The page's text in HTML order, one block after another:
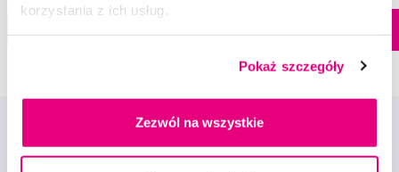
korzystania z ich usług.
Pokaż szczegóły
Zezwól na wszystkie
Dostępny > 5 szt